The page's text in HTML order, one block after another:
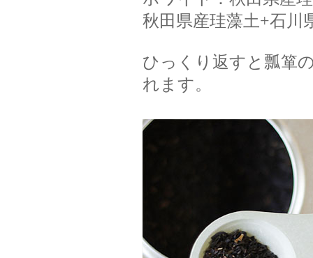
秋田県産珪藻土+石川
ひっくり返すと瓢箪
れます。